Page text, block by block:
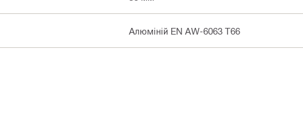
Алюміній EN AW-6063 T66